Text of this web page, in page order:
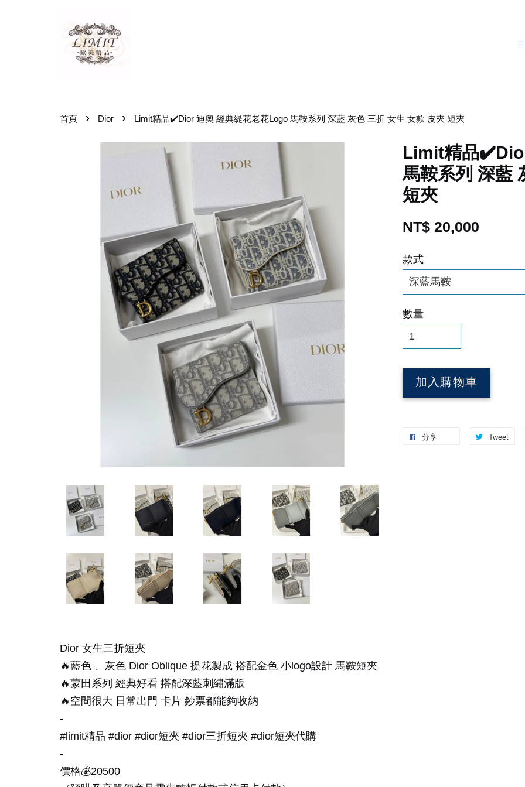
首頁 › Dior › Limit精品✔️Dior 迪奧 經典緹花老花Logo 馬鞍系列 深藍 灰色 三折 女生 女款 皮夾 短夾
Limit精品
馬鞍系列 深藍
短夾
NT$ 20,000
款式
數量
加入購物車
分享 Tweet
Dior 女生三折短夾
🔥藍色 、灰色 Dior Oblique 提花製成 搭配金色 小logo設計 馬鞍短夾
🔥蒙田系列 經典好看 搭配深藍刺繡滿版
🔥空間很大 日常出門 卡片 鈔票都能夠收納
-
#limit精品 #dior #dior短夾 #dior三折短夾 #dior短夾代購
-
價格💰20500